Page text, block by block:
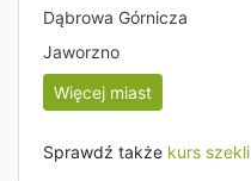
Dąbrowa Górnicza
Jaworzno
Więcej miast
Sprawdź także kurs szekli